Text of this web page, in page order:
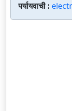
पर्यायवाची :